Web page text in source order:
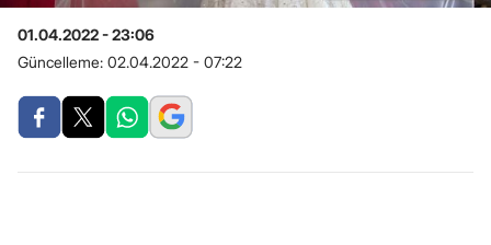
01.04.2022 - 23:06
Güncelleme: 02.04.2022 - 07:22